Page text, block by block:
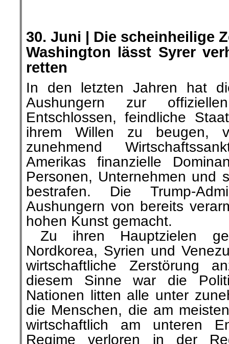
30. Juni | Die scheinheilige
Washington lässt Syrer
retten
In den letzten Jahren hat
Aushungern zur
Entschlossen, feindliche
ihrem Willen zu beugen,
zunehmend
Amerikas finanzielle
Personen, Unternehmen und
bestrafen. Die Trump-
Aushungern von bereits
hohen Kunst gemacht.
Zu ihren Hauptzielen
Nordkorea, Syrien und
wirtschaftliche Zerstörung
diesem Sinne war die
Nationen litten alle unter
die Menschen, die am
wirtschaftlich am unteren
Regime verloren in der